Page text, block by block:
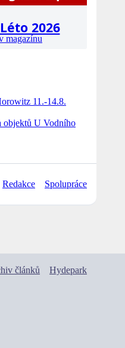
Léto 2026
magazínu
11.-14.8.
objektů U Vodního
Redakce Spolupráce
článků Hydepark